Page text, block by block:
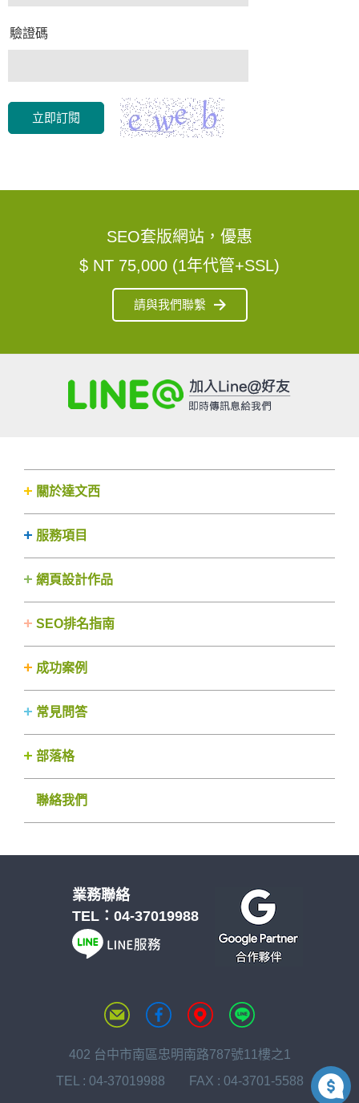
驗證碼
立即訂閱
SEO套版網站，優惠
$ NT 75,000 (1年代管+SSL)
請與我們聯繫
關於達文西
服務項目
網頁設計作品
SEO排名指南
成功案例
常見問答
部落格
聯絡我們
業務聯絡
TEL： 04-37019988
402 台中市南區忠明南路787號11樓之1
TEL : 04-37019988 FAX : 04-3701-5588